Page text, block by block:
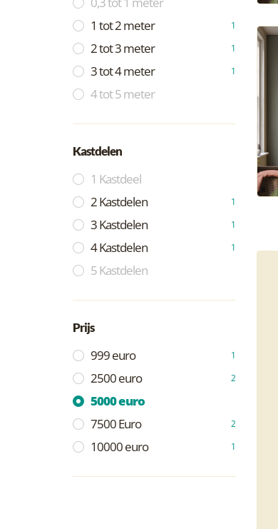
1 tot 2 meter
1
2 tot 3 meter 1
3 tot 4 meter 1
4 tot 5 meter
Kastdelen
1 Kastdeel
2 Kastdelen
1
3 Kastdelen 1
4 Kastdelen 1
5 Kastdelen
Prijs
999 euro 1
2500 euro 2
5000 euro
7500 Euro
2
10000 euro 1